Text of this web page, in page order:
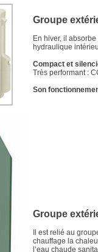
Groupe
En hiver, il
hydraulique
Compact et
Très performant :
Son
Groupe
Il est relié au
chauffage la
l’eau chaude